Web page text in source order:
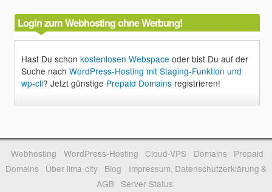
Login zum Webhosting ohne Werbung!
Hast Du schonkostenlosen Webspace oder bist Du auf der
Suche nachWordPress-Hosting mit Staging-Funktion und
wp-cli? Jetzt günstige Prepaid Domains registrieren!
Webhosting WordPress-Hosting Cloud-VPS Domains
Prepaid
Domains
Über lima-city Blog
Impressum, Datenschutzerklärung &
AGB
Server-Status